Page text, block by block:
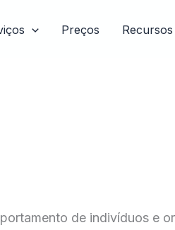
Preços Recursos
de indivíduos e